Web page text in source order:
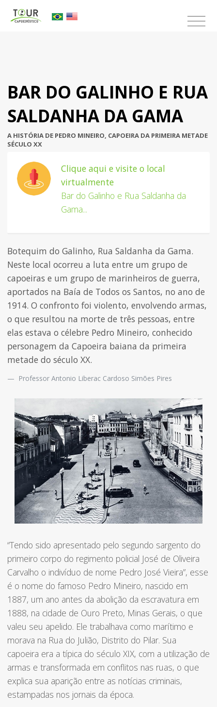
×
BAR DO GALINHO E RUA
SALDANHA DA GAMA
A HISTÓRIA DE PEDRO MINEIRO, CAPOEIRA DA PRIMEIRA METADE
SÉCULO XX
Clique aqui e visite o local
virtualmente
Bar do Galinho e Rua Saldanha da
Gama...
Botequim do Galinho, Rua Saldanha da Gama.
Neste local ocorreu a luta entre um grupo de
capoeiras e um grupo de marinheiros de guerra,
aportados na Baía de Todos os Santos, no ano de
1914. O confronto foi violento, envolvendo armas,
o que resultou na morte de três pessoas, entre
elas estava o célebre Pedro Mineiro, conhecido
personagem da Capoeira baiana da primeira
metade do século XX.
Professor Antonio Liberac Cardoso Simões Pires
“Tendo sido apresentado pelo segundo sargento do
primeiro corpo do regimento policial José de Oliveira
Carvalho o indivíduo de nome Pedro José Vieira”, esse
é o nome do famoso Pedro Mineiro, nascido em
1887, um ano antes da abolição da escravatura em
1888, na cidade de Ouro Preto, Minas Gerais, o que
valeu seu apelido. Ele trabalhava como marítimo e
morava na Rua do Julião, Distrito do Pilar. Sua
capoeira era a típica do século XIX, com a utilização de
armas e transformada em conflitos nas ruas, o que
explica sua aparição entre as notícias criminais,
estampadas nos jornais da época.